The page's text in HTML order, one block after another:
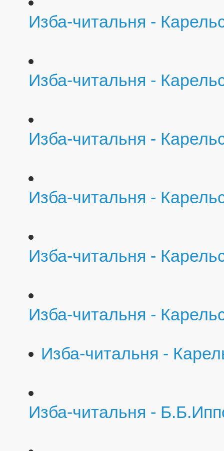
Изба-читальня -
Изба-читальня -
Изба-читальня -
Изба-читальня -
Изба-читальня -
Изба-читальня -
Изба-читальня -
Изба-читальня -